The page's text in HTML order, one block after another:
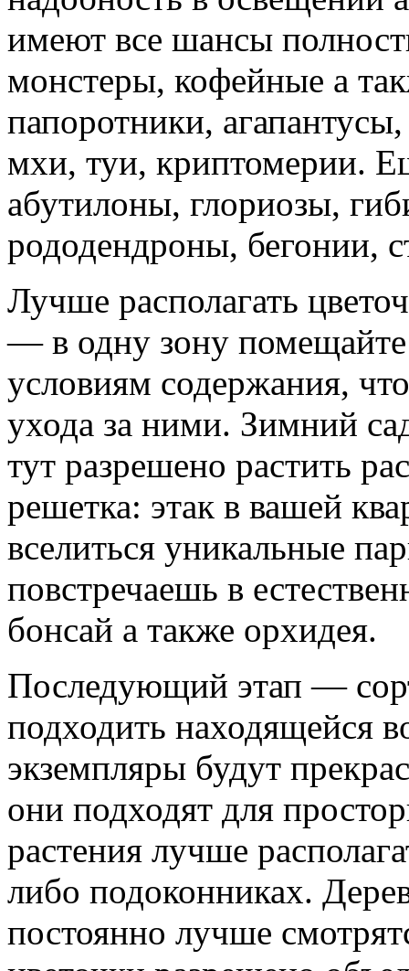
имеют все шансы
монстеры, кофейные а
папоротники,
мхи, туи, криптомерии.
абутилоны, глориозы,
рододендроны, бегонии,
Лучше располагать
— в одну зону помещайте
условиям содержания,
ухода за ними. Зимний
тут разрешено растить
решетка: этак в вашей
вселиться уникальные
повстречаешь в
бонсай а также орхидея.
Последующий этап —
подходить находящейся
экземпляры будут
они подходят для
растения лучше
либо подоконниках.
постоянно лучше